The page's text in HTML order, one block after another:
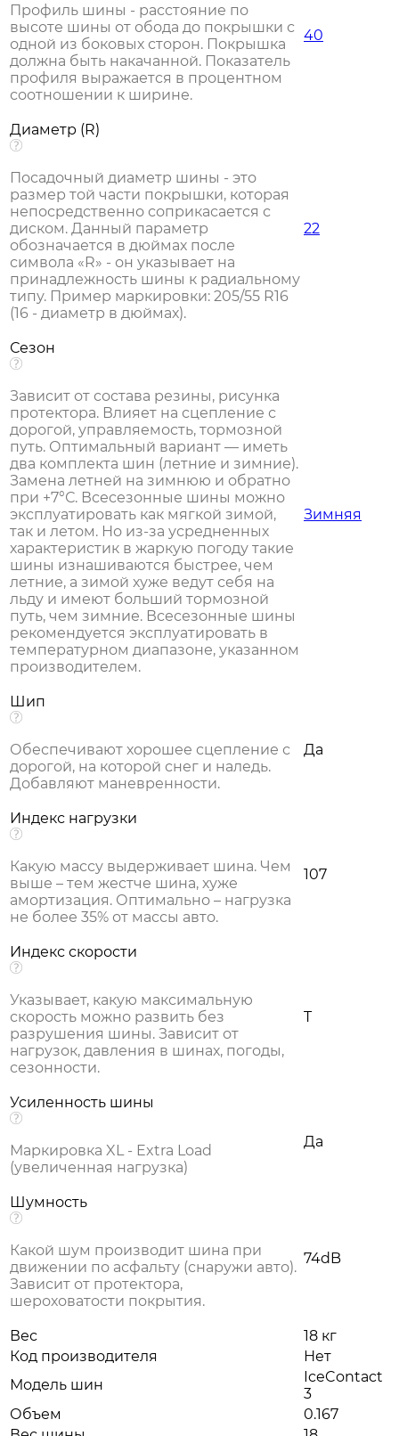
Профиль шины - расстояние по
высоте шины от обода до покрышки с
одной из боковых сторон. Покрышка
должна быть накачанной. Показатель
профиля выражается в процентном
соотношении к ширине.
40
Диаметр (R)
Посадочный диаметр шины - это
размер той части покрышки, которая
непосредственно соприкасается с
диском. Данный параметр
обозначается в дюймах после
символа «R» - он указывает на
принадлежность шины к радиальному
типу. Пример маркировки: 205/55 R16
(16 - диаметр в дюймах).
22
Сезон
Зависит от состава резины, рисунка
протектора. Влияет на сцепление с
дорогой, управляемость, тормозной
путь. Оптимальный вариант — иметь
два комплекта шин (летние и зимние).
Замена летней на зимнюю и обратно
при +7°С. Всесезонные шины можно
эксплуатировать как мягкой зимой,
так и летом. Но из-за усредненных
характеристик в жаркую погоду такие
шины изнашиваются быстрее, чем
летние, а зимой хуже ведут себя на
льду и имеют больший тормозной
путь, чем зимние. Всесезонные шины
рекомендуется эксплуатировать в
температурном диапазоне, указанном
производителем.
Зимняя
Шип
Обеспечивают хорошее сцепление с
дорогой, на которой снег и наледь.
Добавляют маневренности.
Да
Индекс нагрузки
Какую массу выдерживает шина. Чем
выше – тем жестче шина, хуже
амортизация. Оптимально – нагрузка
не более 35% от массы авто.
107
Индекс скорости
Указывает, какую максимальную
скорость можно развить без
разрушения шины. Зависит от
нагрузок, давления в шинах, погоды,
сезонности.
T
Усиленность шины
Маркировка XL - Extra Load
(увеличенная нагрузка)
Да
Шумность
Какой шум производит шина при
движении по асфальту (снаружи авто).
Зависит от протектора,
шероховатости покрытия.
74dB
Вес
18 кг
Код производителя
Нет
Модель шин
IceContact
3
Объем
0.167